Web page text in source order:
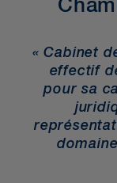
« Cabinet
effectif
pour sa